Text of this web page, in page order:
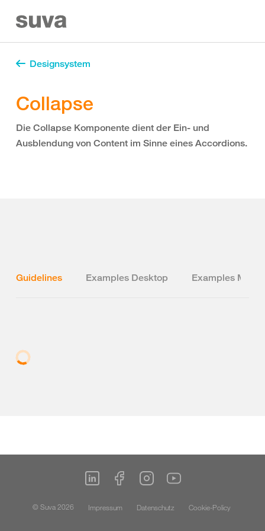
Designsystem
Collapse
Die Collapse Komponente dient der Ein- und
Ausblendung von Content im Sinne eines Accordions.
Guidelines Examples Desktop Examples
© Suva 2026 Impressum Datenschutz Cookie-Policy